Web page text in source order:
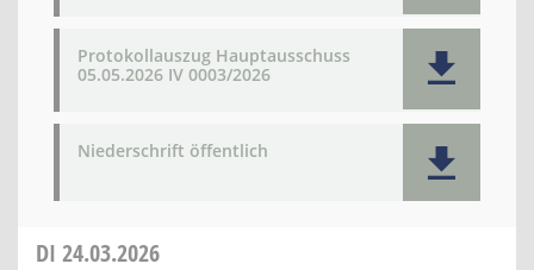
Protokollauszug Hauptausschuss
05.05.2026 IV 0003/2026
Niederschrift öffentlich
DI 24.03.2026